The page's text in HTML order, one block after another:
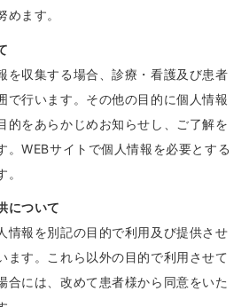
ます。
を収集する場合、診療・看護及び患者
で行います。その他の目的に個人情報
的をあらかじめお知らせし、ご了解を
。WEBサイトで個人情報を必要とする
について
情報を別記の目的で利用及び提供させ
ます。これら以外の目的で利用させて
合には、改めて患者様から同意をいた